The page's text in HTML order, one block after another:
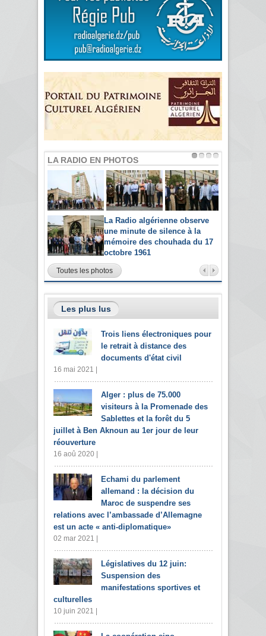
LA RADIO EN PHOTOS
La Radio algérienne observe
une minute de silence à la
mémoire des chouhada du 17
octobre 1961
Toutes les photos
Les plus lus
Trois liens électroniques pour
le retrait à distance des
documents d'état civil
16 mai 2021 |
Alger : plus de 75.000
visiteurs à la Promenade des
Sablettes et la forêt du 5
juillet à Ben Aknoun au 1er jour de leur
réouverture
16 aoû 2020 |
Echami du parlement
allemand : la décision du
Maroc de suspendre ses
relations avec l’ambassade d’Allemagne
est un acte « anti-diplomatique»
02 mar 2021 |
Législatives du 12 juin:
Suspension des
manifestations sportives et
culturelles
10 juin 2021 |